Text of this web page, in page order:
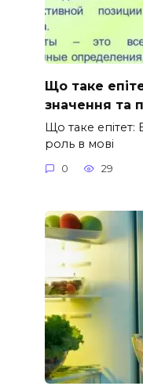
Що таке
значення та
Що таке
роль в мові
0 29